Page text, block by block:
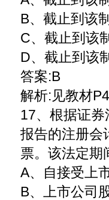
B、截止到该
C、截止到该
D、截止到该
答案:B
解析:见教材
17、根据证
报告的注册会
票。该法定期
A、自接受上
B、上市公司